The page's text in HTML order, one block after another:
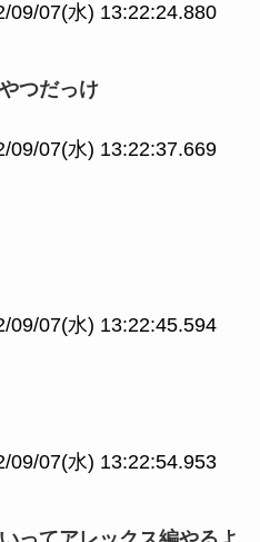
09/07(水) 13:22:24.880
つだっけ
09/07(水) 13:22:37.669
09/07(水) 13:22:45.594
09/07(水) 13:22:54.953